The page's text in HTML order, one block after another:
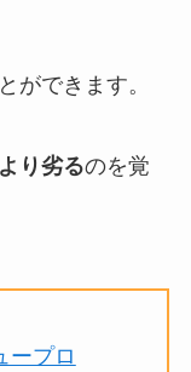
ができます。
り劣るのを覚
ープロ